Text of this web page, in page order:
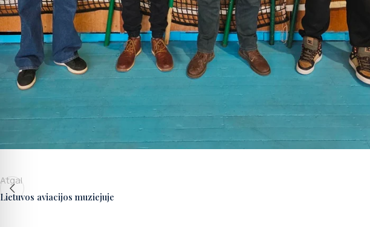
Atgal
Lietuvos aviacijos muziejuje